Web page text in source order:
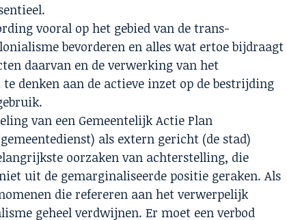
vooral op het gebied van de trans-
bevorderen en alles wat ertoe bijdraagt
daarvan en de verwerking van het
denken aan de actieve inzet op de bestrijding
van een Gemeentelijk Actie Plan
als extern gericht (de stad)
oorzaken van achterstelling, die
uit de gemarginaliseerde positie geraken. Als
die refereren aan het verwerpelijk
geheel verdwijnen. Er moet een verbod